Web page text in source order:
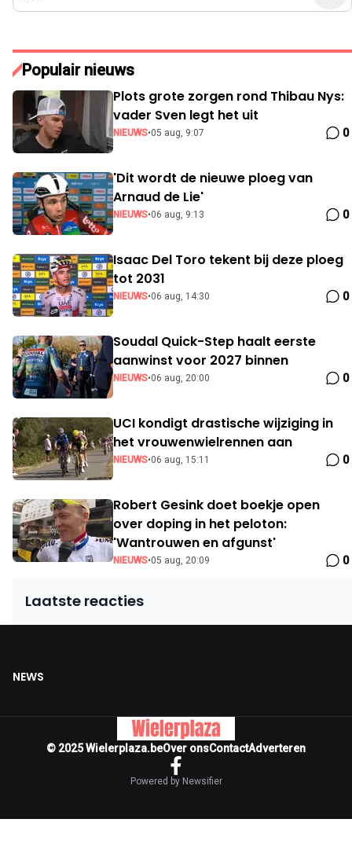
Populair nieuws
Plots grote zorgen rond Thibau Nys:
vader Sven legt het uit
NIEUWS•05 aug, 9:07 0
'Dit wordt de nieuwe ploeg van
Arnaud de Lie'
NIEUWS•06 aug, 9:13 0
Isaac Del Toro tekent bij deze ploeg
tot 2031
NIEUWS•06 aug, 14:30 0
Soudal Quick-Step haalt eerste
aanwinst voor 2027 binnen
NIEUWS•06 aug, 20:00 0
UCI kondigt drastische wijziging in
het vrouwenwielrennen aan
NIEUWS•06 aug, 15:11 0
Robert Gesink doet boekje open
over doping in het peloton:
'Wantrouwen en afgunst'
NIEUWS•05 aug, 20:09 0
Laatste reacties
NEWS
© 2025 Wielerplaza.beOver onsContactAdverteren
Powered by Newsifier